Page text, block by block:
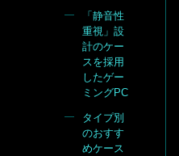
「静音性
重視」設
計のケー
スを採用
したゲー
ミングPC
タイプ別
のおすす
めケース